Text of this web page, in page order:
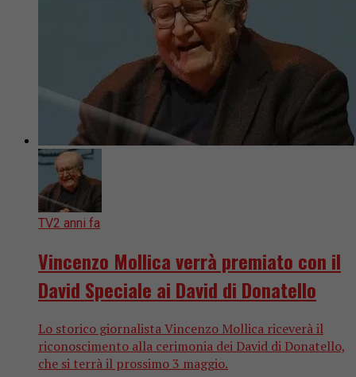
TV2 anni fa
Vincenzo Mollica verrà premiato con il
David Speciale ai David di Donatello
Lo storico giornalista Vincenzo Mollica riceverà il
riconoscimento alla cerimonia dei David di Donatello,
che si terrà il prossimo 3 maggio.